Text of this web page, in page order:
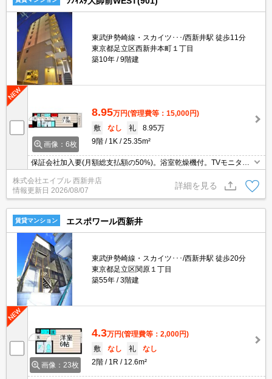
東武伊勢崎線・スカイツ･･･/西新井駅 徒歩11分
東京都足立区西新井本町１丁目
築10年
9階建
画像：6枚
8.95万円(管理費等：15,000円)
敷
なし 礼
8.95万
9階
1K 25.35m²
保証会社加入要(月額総支払額の50%)。浴室乾燥機付。TVモニター
付インターホン。便利な宅配BOX。
株式会社エイブル 西新井店
情報更新日 2026/08/07
詳細を見る
賃貸マンション エスポワール西新井
東武伊勢崎線・スカイツ･･･/西新井駅 徒歩20分
東京都足立区関原１丁目
築55年
3階建
画像：23枚
4.3万円(管理費等：2,000円)
敷
なし 礼
なし
2階
1R 12.6m²